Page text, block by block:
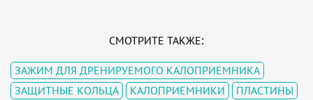
СМОТРИТЕ ТАКЖЕ:
ЗАЖИМ ДЛЯ ДРЕНИРУЕМОГО КАЛОПРИЕМНИКА
ЗАЩИТНЫЕ КОЛЬЦА
КАЛОПРИЕМНИКИ
ПЛАСТИНЫ